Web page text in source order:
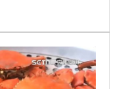
給他，讓修杰楷